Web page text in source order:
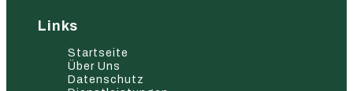
Links
Startseite
Über Uns
Datenschutz